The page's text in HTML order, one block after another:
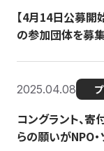
【4月14日公募開
の参加団体を募
2025.04.08
コングラント、
らの願いがNPO